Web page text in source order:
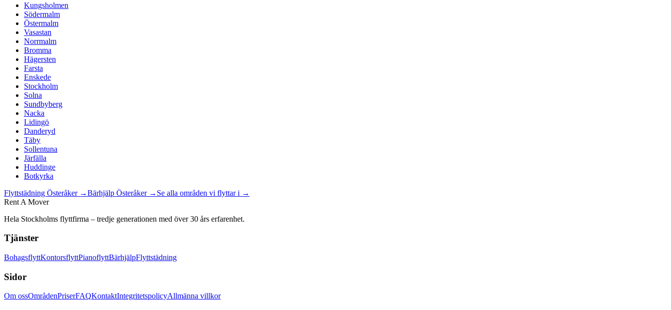
Kungsholmen
Södermalm
Östermalm
Vasastan
Norrmalm
Bromma
Hägersten
Farsta
Enskede
Stockholm
Solna
Sundbyberg
Nacka
Lidingö
Danderyd
Täby
Sollentuna
Järfälla
Huddinge
Botkyrka
Flyttstädning Österåker→Bärhjälp Österåker→ Se alla områden vi flyttar i →
Rent A Mover
Hela Stockholms flyttfirma – tredje generationen med över 30 års erfarenhet.
Tjänster
BohagsflyttKontorsflyttPianoflyttBärhjälpFlyttstädning
Sidor
Om ossOmrådenPriserFAQKontaktIntegritetspolicyAllmänna villkor